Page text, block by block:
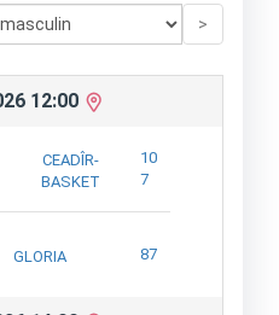
>
12:00
CEADÎR-
BASKET
10
7
GLORIA 87